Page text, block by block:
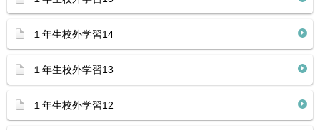
１年生校外学習14
１年生校外学習13
１年生校外学習12